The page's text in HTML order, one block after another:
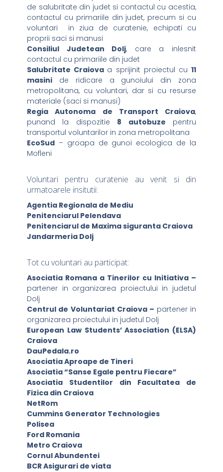
de salubritate din judet si contactul cu acestia,
contactul cu primariile din judet, precum si cu
voluntari in ziua de curatenie, echipati cu
proprii saci si manusi
Consiliul Judetean Dolj, care a inlesnit
contactul cu primariile din judet
Salubritate Craiova a sprijinit proiectul cu11
masini de ridicare a gunoiului din zona
metropolitana, cu voluntari, dar si cu resurse
materiale (saci si manusi)
Regia Autonoma de Transport Craiova,
punand la dispozitie 8 autobuze pentru
transportul voluntarilor in zona metropolitana
EcoSud – groapa de gunoi ecologica de la
Mofleni
Voluntari pentru curatenie au venit si din
urmatoarele insitutii:
Agentia Regionala de Mediu
Penitenciarul Pelendava
Penitenciarul de Maxima siguranta Craiova
Jandarmeria Dolj
Tot cu voluntari au participat:
Asociatia Romana a Tinerilor cu Initiativa –
partener in organizarea proiectului in judetul
Dolj
Centrul de Voluntariat Craiova – partener in
organizarea proiectului in judetul Dolj
European Law Students’ Association (ELSA)
Craiova
DauPedala.ro
Asociatia Aproape de Tineri
Asociatia “Sanse Egale pentru Fiecare”
Asociatia Studentilor din Facultatea de
Fizica din Craiova
NetRom
Cummins Generator Technologies
Polisea
Ford Romania
Metro Craiova
Cornul Abundentei
BCR Asigurari de viata